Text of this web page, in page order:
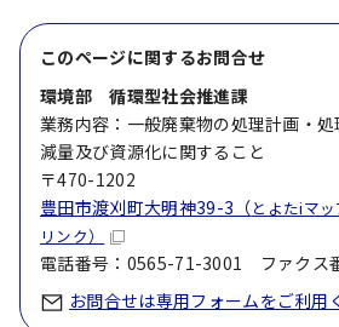
このページに関するお問合せ
環境部 循環型社会推進課
業務内容：一般廃棄物の処理計画・
減量及び資源化に関すること
〒470-1202
豊田市渡刈町大明神39-3（とよたiマ
リンク）
電話番号：0565-71-3001 ファクス
お問合せは専用フォームをご利用